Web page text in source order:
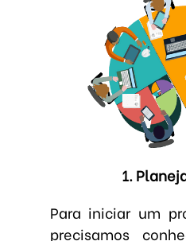
1.
Para iniciar um
precisamos